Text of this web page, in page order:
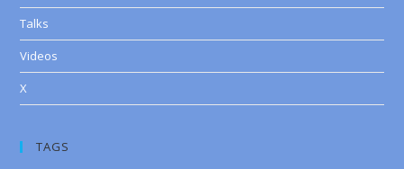
Talks
Videos
X
TAGS